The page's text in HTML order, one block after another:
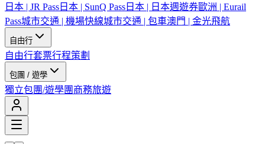
日本 | JR Pass 日本 | SunQ Pass 日本 | 日本週遊券歐洲 | Eurail
Pass城市交通 | 機場快線城市交通 | 包車澳門 | 金光飛航
自由行
自由行套票行程策劃
包團 / 遊學
獨立包團/遊學團 商務旅遊